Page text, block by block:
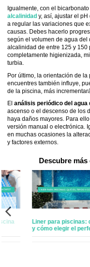
Igualmente, con el
alcalinidad y, así, ajustar el
a regular las variaciones que
causas. Debes hacerlo
según el volumen de agua
alcalinidad de entre 125 y 150
completamente higienizada,
turbia.
Por último, la orientación de
encuentres también influye,
de la piscina, más
El análisis periódico del agua
ascenso o el descenso de los
haya daños mayores. Para
versión manual o electrónica.
en muchas ocasiones la
y factores externos.
Descubre
Liner para piscinas: qué es,
y cómo elegir el perfecto